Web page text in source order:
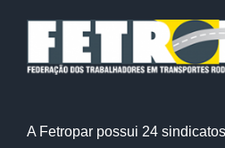
A Fetropar possui 24